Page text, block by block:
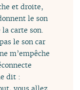
et droite,
le son
carte son.
le son car
m’empêche
dit :